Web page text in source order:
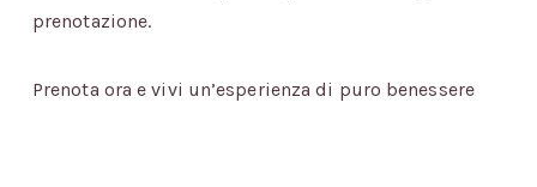
prenotazione.
Prenota ora e vivi un’esperienza di puro benessere